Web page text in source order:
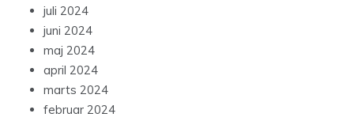
juli 2024
juni 2024
maj 2024
april 2024
marts 2024
februar 2024